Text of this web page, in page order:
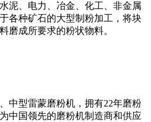
泥、电力、冶金、化工、非金属
各种矿石的大型制粉加工，将块
磨成所要求的粉状物料。
中型雷蒙磨粉机，拥有22年磨粉
中国领先的磨粉机制造商和供应